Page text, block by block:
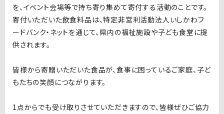
を、イベント会場等で持ち寄り集めて寄付する活動のことです。
寄付いただいた飲食料品は、特定非営利活動法人いしかわフ
ードバンク・ネットを通じて、県内の福祉施設や子ども食堂に提
供されます。
皆様から寄贈いただいた食品が、食事に困っているご家庭、子ど
もたちの笑顔につながります。
1点からでも受け取りさせていただきますので、皆様ぜひご協力